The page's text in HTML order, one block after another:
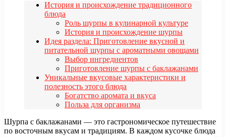
История и происхождение традиционного
блюда
Роль шурпы в кулинарной культуре
История и происхождение шурпы
Идея раздела: Приготовление вкусной и
питательной шурпы с ароматными овощами
Выбор ингредиентов
Приготовление шурпы с баклажанами
Уникальные вкусовые характеристики и
полезность этого блюда
Богатство аромата и вкуса
Польза для организма
Шурпа с баклажанами — это гастрономическое путешествие
по восточным вкусам и традициям. В каждом кусочке блюда